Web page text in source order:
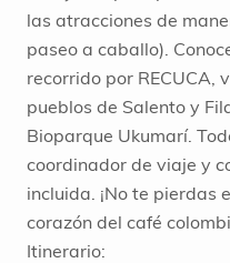
las atracciones de
paseo a caballo).
recorrido por RECUCA,
pueblos de Salento y
Bioparque Ukumarí.
coordinador de viaje y
incluida. ¡No te pierdas
corazón del café
Itinerario: